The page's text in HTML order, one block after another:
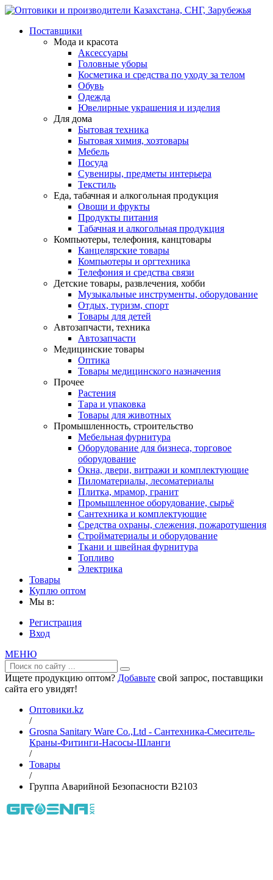
Поставщики
Мода и красота
Аксессуары
Головные уборы
Косметика и средства по уходу за телом
Обувь
Одежда
Ювелирные украшения и изделия
Для дома
Бытовая техника
Бытовая химия, хозтовары
Мебель
Посуда
Сувениры, предметы интерьера
Текстиль
Еда, табачная и алкогольная продукция
Овощи и фрукты
Продукты питания
Табачная и алкогольная продукция
Компьютеры, телефония, канцтовары
Канцелярские товары
Компьютеры и оргтехника
Телефония и средства связи
Детские товары, развлечения, хобби
Музыкальные инструменты, оборудование
Отдых, туризм, спорт
Товары для детей
Автозапчасти, техника
Автозапчасти
Медицинские товары
Оптика
Товары медицинского назначения
Прочее
Растения
Тара и упаковка
Товары для животных
Промышленность, строительство
Мебельная фурнитура
Оборудование для бизнеса, торговое
оборудование
Окна, двери, витражи и комплектующие
Пиломатериалы, лесоматериалы
Плитка, мрамор, гранит
Промышленное оборудование, сырьё
Сантехника и комплектующие
Средства охраны, слежения, пожаротушения
Стройматериалы и оборудование
Ткани и швейная фурнитура
Топливо
Электрика
Товары
Куплю оптом
Мы в:
Регистрация
Вход
МЕНЮ
Ищете продукцию оптом? Добавьте свой запрос, поставщики
сайта его увидят!
Оптовики.kz
/
Grosna Sanitary Ware Co.,Ltd - Сантехника-Смеситель-
Краны-Фитинги-Насосы-Шланги
/
Товары
/
Группа Аварийной Безопасности B2103